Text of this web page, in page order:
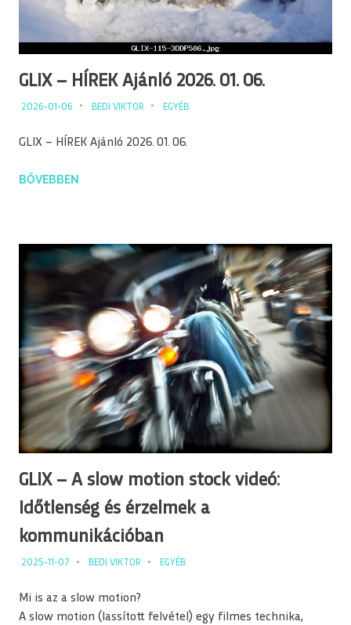
GLIX – HÍREK Ajánló 2026. 01. 06.
2026-01-06 BEDI VIKTOR EGYÉB
GLIX – HÍREK Ajánló 2026. 01. 06.
BŐVEBBEN
GLIX – A slow motion stock videó:
Időtlenség és érzelmek a
kommunikációban
2025-11-07 BEDI VIKTOR EGYÉB
Mi is az a slow motion?
A slow motion (lassított felvétel) egy filmes technika,